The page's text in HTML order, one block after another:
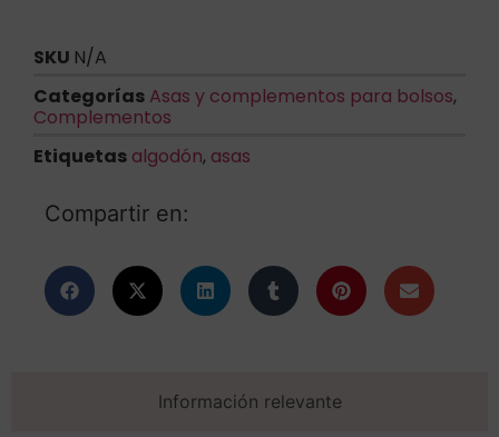
SKU N/A
Categorías Asas y complementos para bolsos,
Complementos
Etiquetas algodón, asas
Compartir en:
Información relevante